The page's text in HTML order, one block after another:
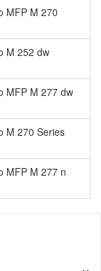
MFP M 270
M 252 dw
MFP M 277 dw
M 270 Series
MFP M 277 n